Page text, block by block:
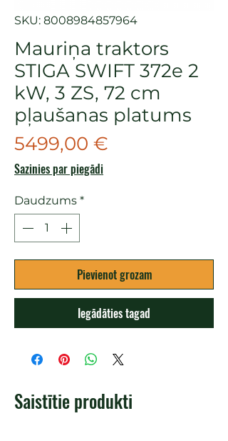
SKU: 8008984857964
Mauriņa traktors
STIGA SWIFT 372e 2
kW, 3 ZS, 72 cm
pļaušanas platums
5499,00 €
Sazinies par piegādi
Daudzums *
Pievienot grozam
Iegādāties tagad
Saistītie produkti